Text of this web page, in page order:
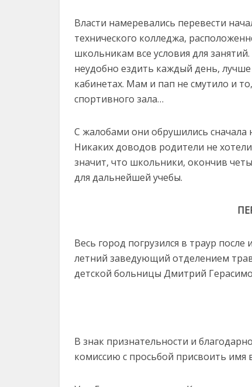
Власти намеревались перевести
технического колледжа,
школьникам все условия для
неудобно ездить каждый день,
кабинетах. Мам и пап не смутило и
спортивного зала…
С жалобами они обрушились сначала
Никаких доводов родители не
значит, что школьники, окончив
для дальнейшей учебы.
Весь город погрузился в траур
летний заведующий отделением
детской больницы Дмитрий
В знак признательности и
комиссию с просьбой присвоить имя